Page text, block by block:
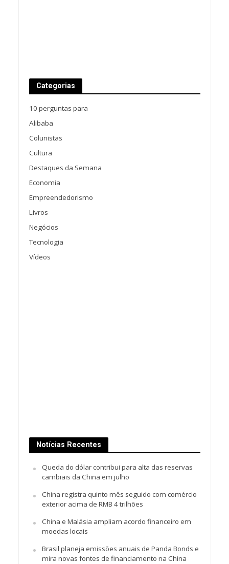
Categorias
10 perguntas para
Alibaba
Colunistas
Cultura
Destaques da Semana
Economia
Empreendedorismo
Livros
Negócios
Tecnologia
Vídeos
Notícias Recentes
Queda do dólar contribui para alta das reservas
cambiais da China em julho
China registra quinto mês seguido com comércio
exterior acima de RMB 4 trilhões
China e Malásia ampliam acordo financeiro em
moedas locais
Brasil planeja emissões anuais de Panda Bonds e
mira novas fontes de financiamento na China